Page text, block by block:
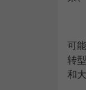
可
转
和